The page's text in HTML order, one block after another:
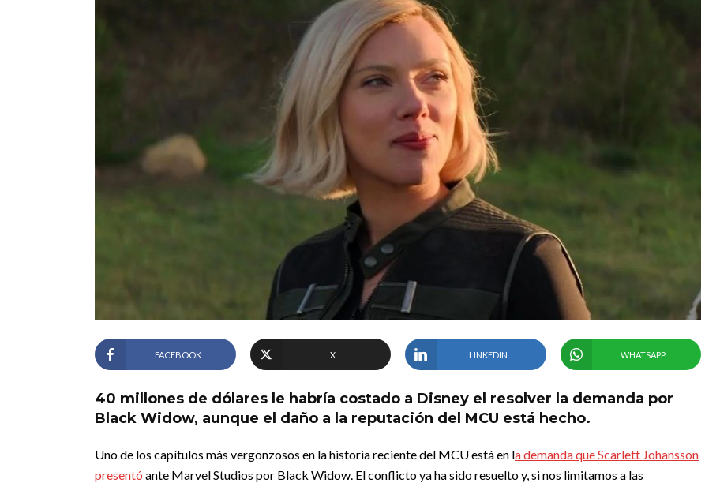
FACEBOOK X LINKEDIN WHATSAPP
40 millones de dólares le habría costado a Disney el resolver la demanda por
Black Widow, aunque el daño a la reputación del MCU está hecho.
Uno de los capítulos más vergonzosos en la historia reciente del MCU está en la demanda que Scarlett Johansson
presentó ante Marvel Studios por Black Widow. El conflicto ya ha sido resuelto y, si nos limitamos a las